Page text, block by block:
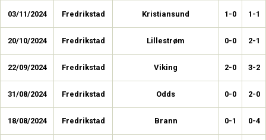
03/11/2024 Fredrikstad Kristiansund 1-0 1-1
20/10/2024 Fredrikstad Lillestrøm 0-0 2-1
22/09/2024 Fredrikstad Viking 2-0 3-2
31/08/2024 Fredrikstad Odds 0-0 2-0
18/08/2024 Fredrikstad Brann 0-1 0-4